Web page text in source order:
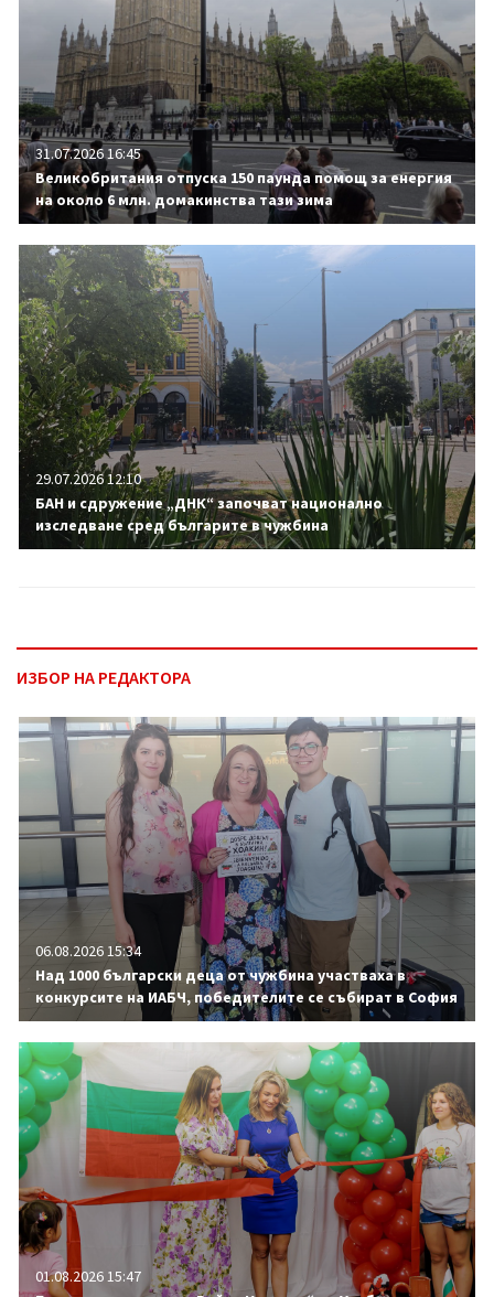
31.07.2026 16:45
Великобритания отпуска 150 паунда помощ за енергия
на около 6 млн. домакинства тази зима
29.07.2026 12:10
БАН и сдружение „ДНК“ започват национално
изследване сред българите в чужбина
ИЗБОР НА РЕДАКТОРА
06.08.2026 15:34
Над 1000 български деца от чужбина участваха в
конкурсите на ИАБЧ, победителите се събират в София
01.08.2026 15:47